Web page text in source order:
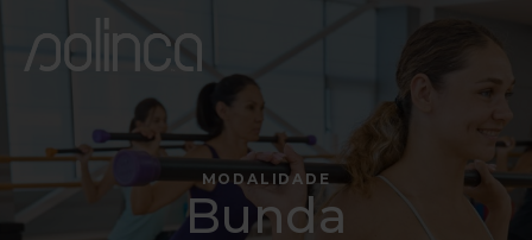
MODALIDADE
Bunda